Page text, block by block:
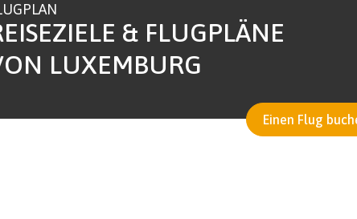
& FLUGPLÄNE
LUXEMBURG
Einen Flug